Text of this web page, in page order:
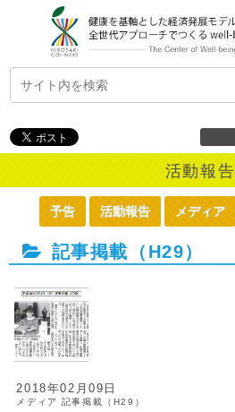
活動報告
予告 活動報告 メディア
記事掲載（H29）
2018年02月09日
メディア 記事掲載（H29）